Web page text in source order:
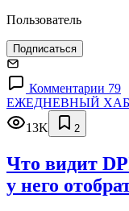
Пользователь
Подписаться
Комментарии 79
ЕЖЕДНЕВНЫЙ ХАБР
13K
2
Что видит
у него